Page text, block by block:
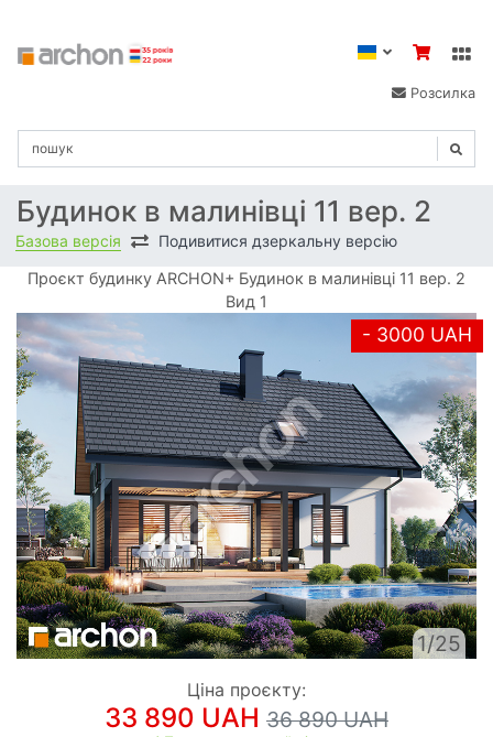
Розсилка
Будинок в малинівці 11 вер. 2
Базова версія Подивитися дзеркальну версію
Проєкт будинку ARCHON+ Будинок в малинівці 11 вер. 2
Вид 1
- 3000 UAH
1/25
Ціна проєкту:
33 890 UAH 36 890 UAH